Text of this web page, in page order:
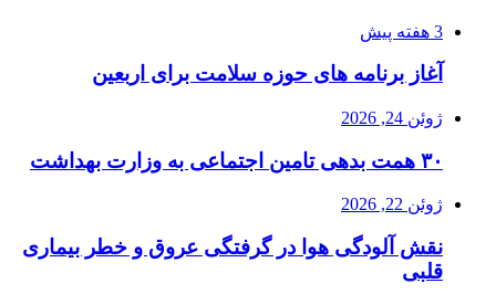
3 هفته پیش
آغاز برنامه های حوزه سلامت برای اربعین
ژوئن 24, 2026
۳۰ همت بدهی تامین اجتماعی به وزارت بهداشت
ژوئن 22, 2026
نقش آلودگی هوا در گرفتگی عروق و خطر بیماری
قلبی